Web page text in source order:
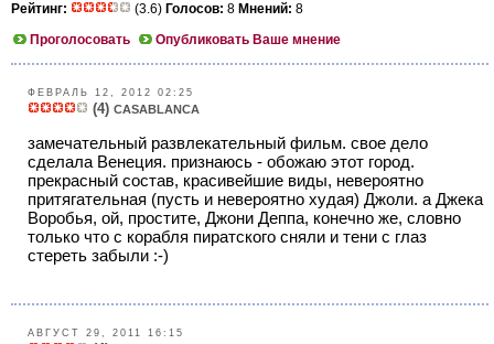
Рейтинг: (3.6) Голосов: 8 Мнений: 8
Проголосовать
Опубликовать Ваше мнение
ФЕВРАЛЬ 12, 2012 02:25
(4) CASABLANCA
замечательный развлекательный фильм. свое дело
сделала Венеция. признаюсь - обожаю этот город.
прекрасный состав, красивейшие виды, невероятно
притягательная (пусть и невероятно худая) Джоли. а Джека
Воробья, ой, простите, Джони Деппа, конечно же, словно
только что с корабля пиратского сняли и тени с глаз
стереть забыли :-)
АВГУСТ 29, 2011 16:15